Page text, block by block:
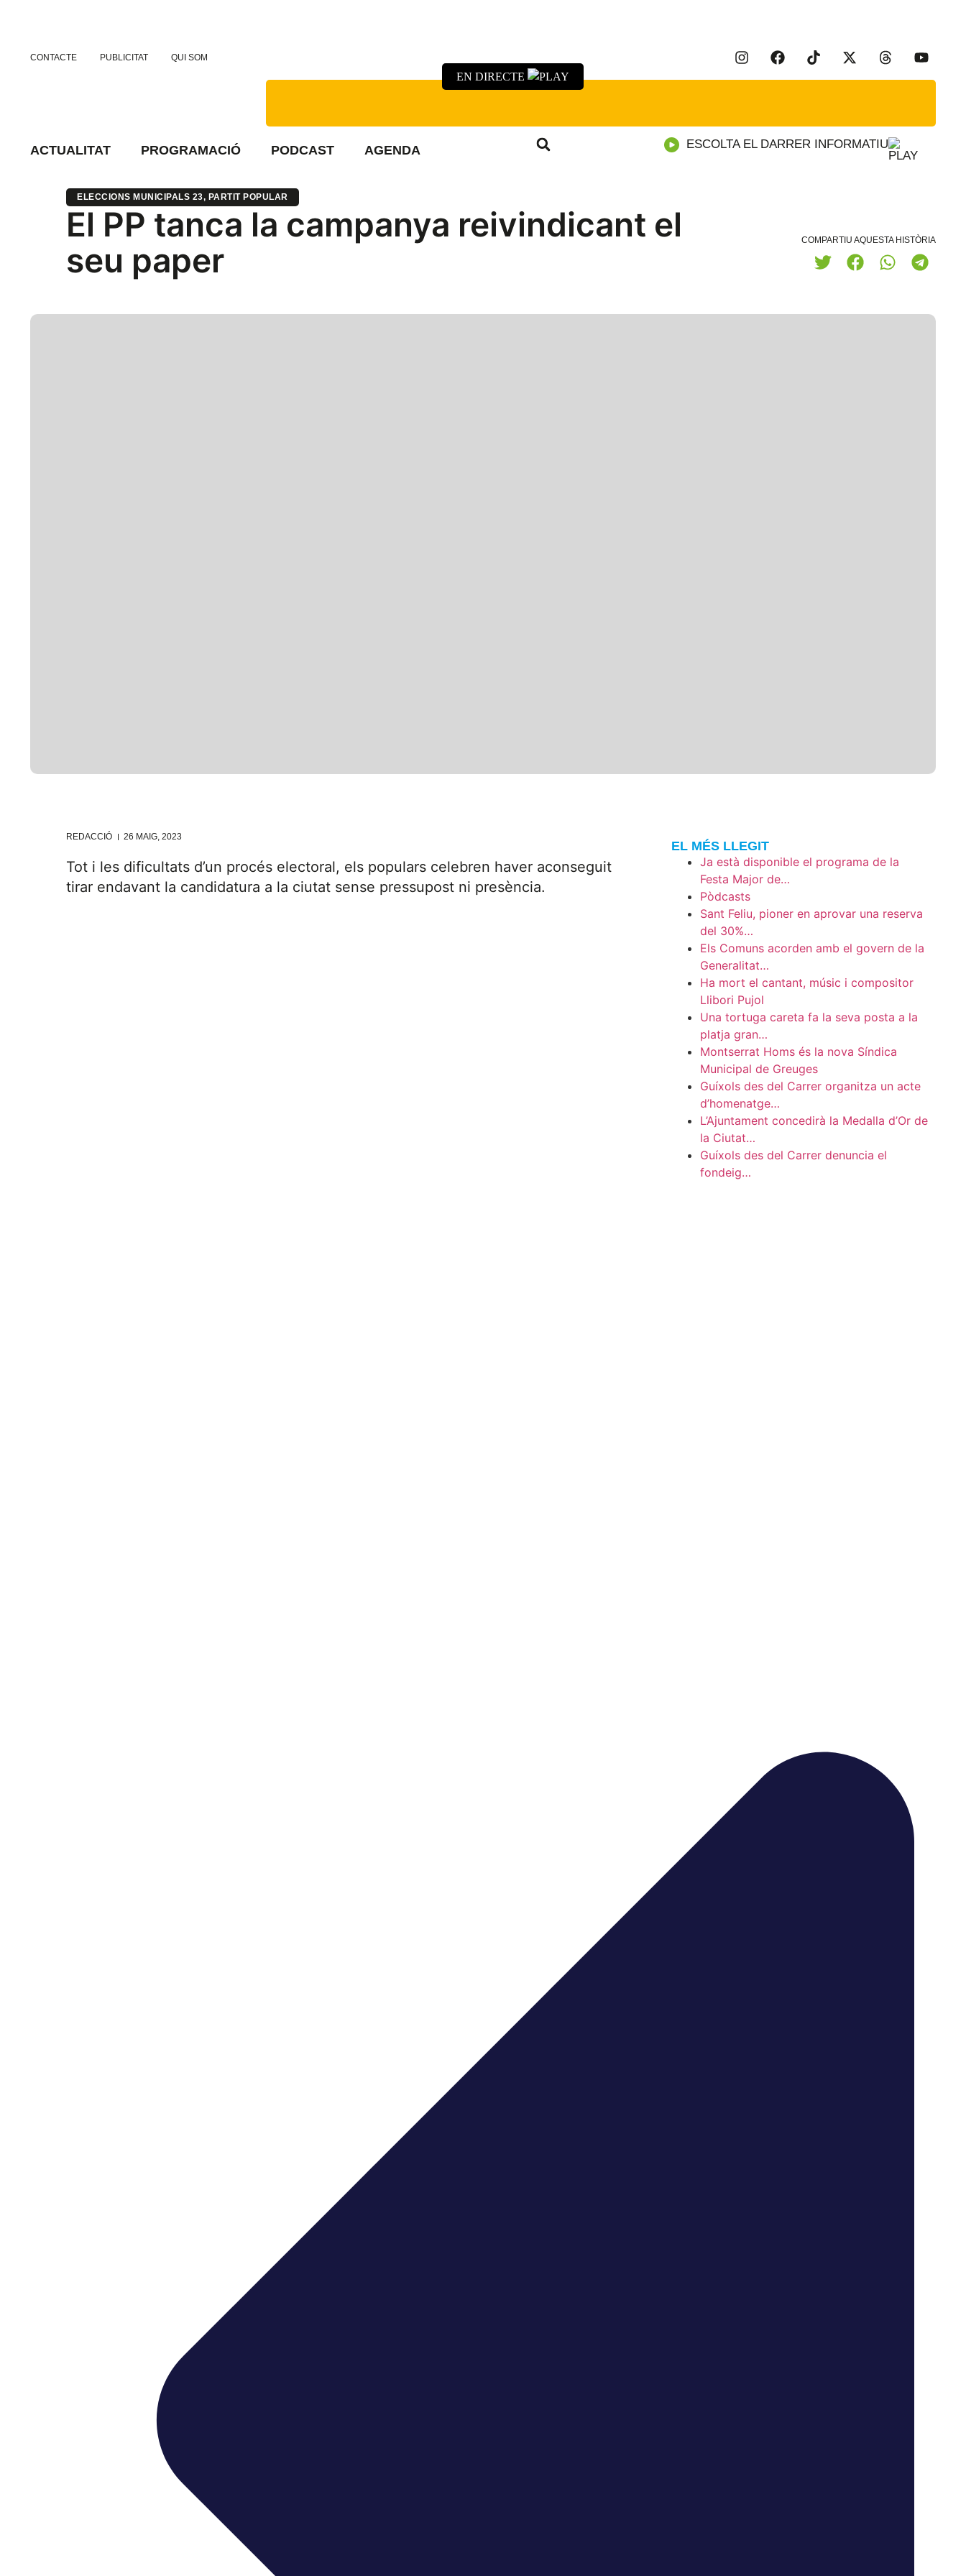
CONTACTE PUBLICITAT QUI SOM
EN DIRECTE
ACTUALITAT PROGRAMACIÓ PODCAST AGENDA ESCOLTA EL DARRER INFORMATIU
ELECCIONS MUNICIPALS 23, PARTIT POPULAR
El PP tanca la campanya reivindicant el
seu paper
COMPARTIU AQUESTA HISTÒRIA
REDACCIÓ 26 MAIG, 2023
Tot i les dificultats d’un procés electoral, els populars celebren haver aconseguit
tirar endavant la candidatura a la ciutat sense pressupost ni presència.
EL MÉS LLEGIT
Ja està disponible el programa de la
Festa Major de…
Pòdcasts
Sant Feliu, pioner en aprovar una reserva
del 30%…
Els Comuns acorden amb el govern de la
Generalitat…
Ha mort el cantant, músic i compositor
Llibori Pujol
Una tortuga careta fa la seva posta a la
platja gran…
Montserrat Homs és la nova Síndica
Municipal de Greuges
Guíxols des del Carrer organitza un acte
d’homenatge…
L’Ajuntament concedirà la Medalla d’Or de
la Ciutat…
Guíxols des del Carrer denuncia el
fondeig…